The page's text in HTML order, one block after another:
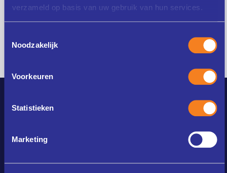
verzameld op basis van uw gebruik van hun services.
Noodzakelijk
Voorkeuren
Statistieken
Marketing
Verstuur aanmelding
Instituut voor de professionele ontwikkeling van
onderwijsprofessionals, hun scholen en onderwijsstichtingen.